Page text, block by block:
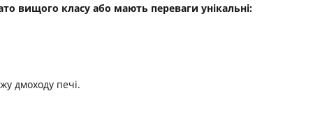
вищого класу або мають переваги унікальні:
дмоходу печі.